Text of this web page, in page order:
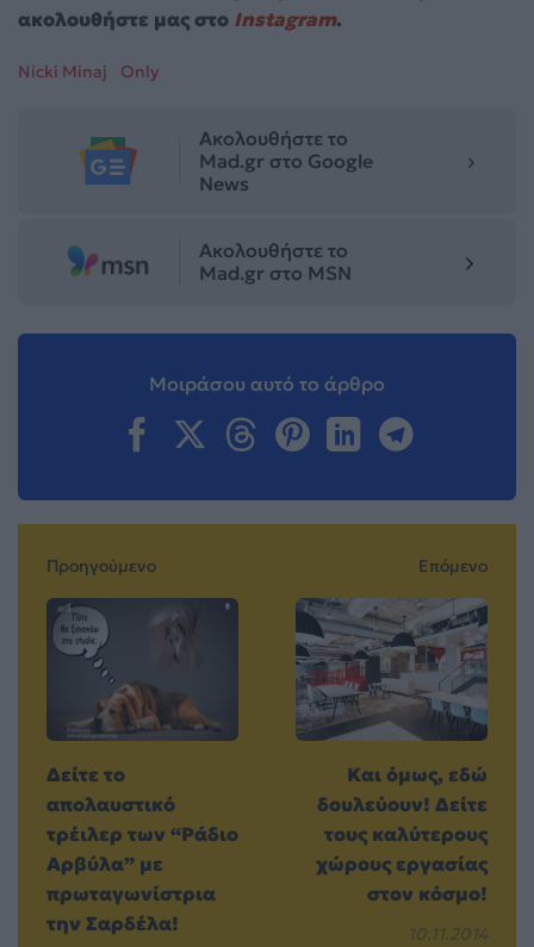
ακολουθήστε μας στο Instagram.
Nicki Minaj Only
Ακολουθήστε το
Mad.gr στο Google
News
Ακολουθήστε το
Mad.gr στο MSN
Μοιράσου αυτό το άρθρο
Προηγούμενο
Δείτε το
απολαυστικό
τρέιλερ των “Ράδιο
Αρβύλα” με
πρωταγωνίστρια
την Σαρδέλα!
Επόμενο
Και όμως, εδώ
δουλεύουν! Δείτε
τους καλύτερους
χώρους εργασίας
στον κόσμο!
10.11.2014